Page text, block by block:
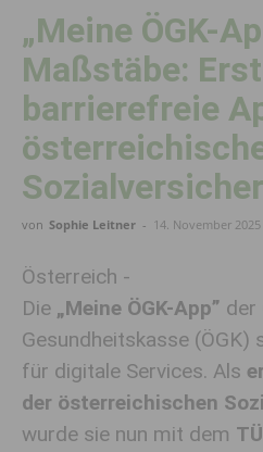
„Meine ÖGK-
Maßstäbe:
barrierefreie
von Sophie Leitner - 14. November 2025
Österreich -
Die „Meine ÖGK-App” der
Gesundheitskasse (ÖGK)
für digitale Services. Als
der österreichischen
wurde sie nun mit dem